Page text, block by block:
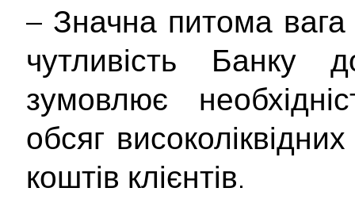
– Значна питома
чутливість Банку
зумовлює
обсяг
коштів клієнтів.